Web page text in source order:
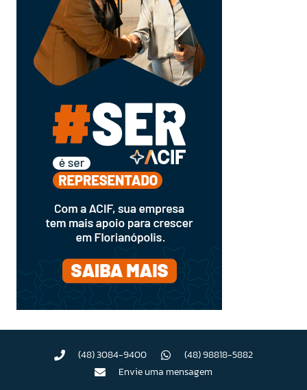
(48) 3084-9400
(48) 98818-5882
Envie uma mensagem